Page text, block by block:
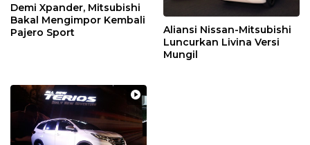
Demi Xpander, Mitsubishi
Bakal Mengimpor Kembali
Pajero Sport
Aliansi Nissan-Mitsubishi
Luncurkan Livina Versi
Mungil